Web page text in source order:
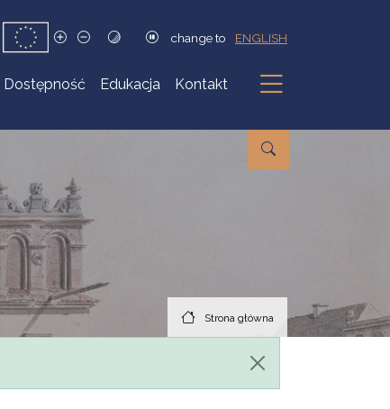
change to ENGLISH
Dostępność Edukacja Kontakt
Podmenu
Strona główna